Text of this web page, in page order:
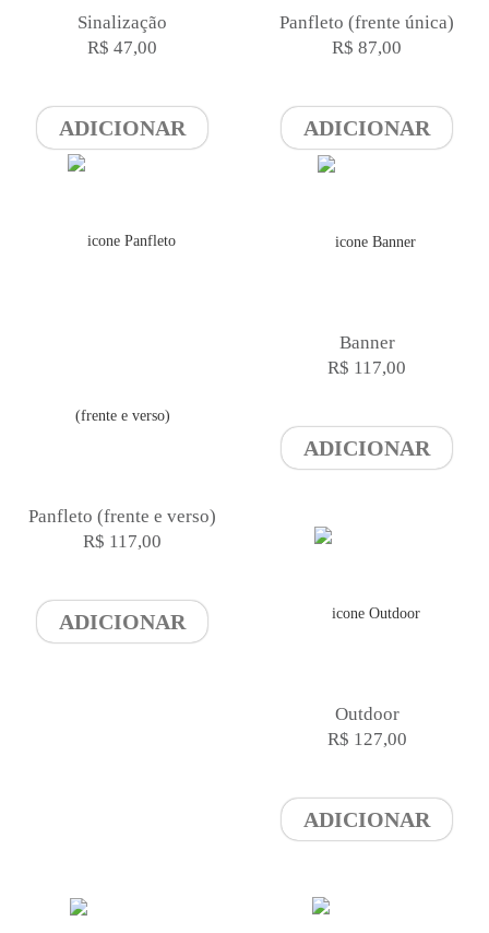
Sinalização
R$ 47,00
ADICIONAR
Panfleto (frente única)
R$ 87,00
ADICIONAR
Panfleto (frente e verso)
R$ 117,00
ADICIONAR
Banner
R$ 117,00
ADICIONAR
Outdoor
R$ 127,00
ADICIONAR